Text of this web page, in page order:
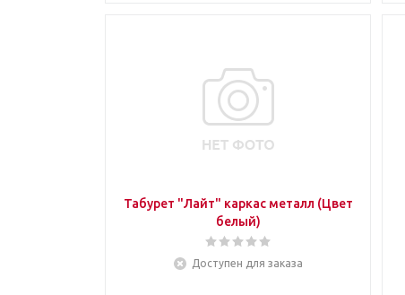
Табурет "Лайт" каркас металл (Цвет
белый)
Доступен для заказа